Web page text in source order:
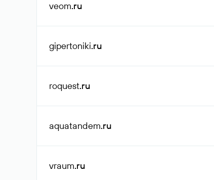
veom.ru
gipertoniki.ru
roquest.ru
aquatandem.ru
vraum.ru